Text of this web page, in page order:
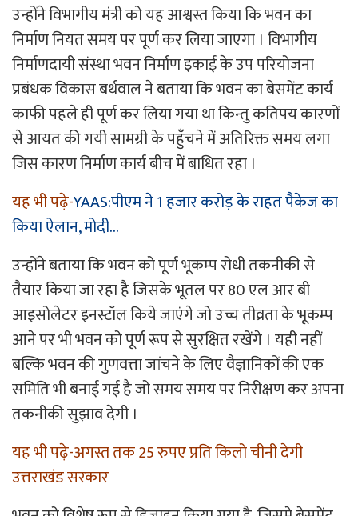
उन्होंने विभागीय मंत्री को यह आश्वस्त किया कि भवन का
निर्माण नियत समय पर पूर्ण कर लिया जाएगा । विभागीय
निर्माणदायी संस्था भवन निर्माण इकाई के उप परियोजना
प्रबंधक विकास बर्थवाल ने बताया कि भवन का बेसमेंट कार्य
काफी पहले ही पूर्ण कर लिया गया था किन्तु कतिपय कारणों
से आयत की गयी सामग्री के पहुँचने में अतिरिक्त समय लगा
जिस कारण निर्माण कार्य बीच में बाधित रहा ।
यह भी पढ़े-YAAS:पीएम ने 1 हजार करोड़ के राहत पैकेज का
किया ऐलान, मोदी…
उन्होंने बताया कि भवन को पूर्ण भूकम्प रोधी तकनीकी से
तैयार किया जा रहा है जिसके भूतल पर 80 एल आर बी
आइसोलेटर इनस्टॉल किये जाएंगे जो उच्च तीव्रता के भूकम्प
आने पर भी भवन को पूर्ण रूप से सुरक्षित रखेंगे । यही नहीं
बल्कि भवन की गुणवत्ता जांचने के लिए वैज्ञानिकों की एक
समिति भी बनाई गई है जो समय समय पर निरीक्षण कर अपना
तकनीकी सुझाव देगी ।
यह भी पढ़े-अगस्त तक 25 रुपए प्रति किलो चीनी देगी
उत्तराखंड सरकार